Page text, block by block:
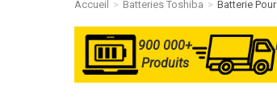
Accueil Batteries Toshiba Batterie
900 000+
Produits